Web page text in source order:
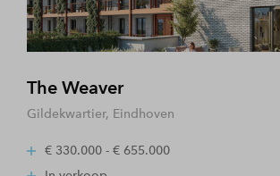
The Weaver
Gildekwartier, Eindhoven
€ 330.000 - € 655.000